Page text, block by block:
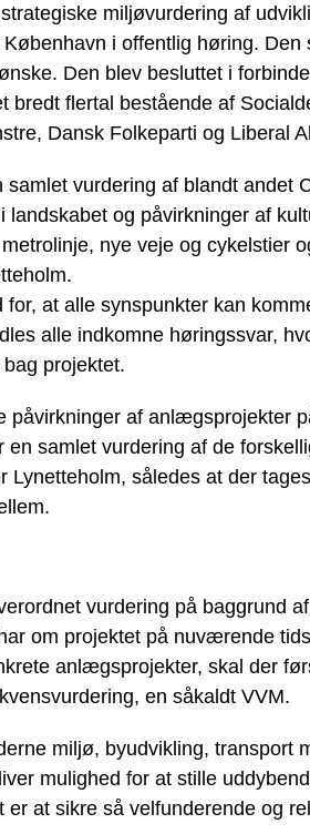
miljøvurdering af
i offentlig høring. Den
Den blev besluttet i
flertal bestående af
Dansk Folkeparti og Liberal
vurdering af blandt andet
og påvirkninger af
nye veje og cykelstier
at alle synspunkter kan
alle indkomne høringssvar,
projektet.
af anlægsprojekter
samlet vurdering af de
således at der
vurdering på baggrund
om projektet på nuværende
anlægsprojekter, skal der
en såkaldt VVM.
miljø, byudvikling, transport
mulighed for at stille
er at sikre så velfunderende og